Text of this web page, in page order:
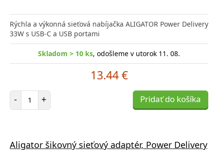
Rýchla a výkonná sieťová nabíjačka ALIGATOR Power Delivery
33W s USB-C a USB portami
Skladom > 10 ks, odošleme v utorok 11. 08.
13.44 €
- Počet položiek
+ Pridať do košíka
Aligator šikovný sieťový adaptér, Power Delivery